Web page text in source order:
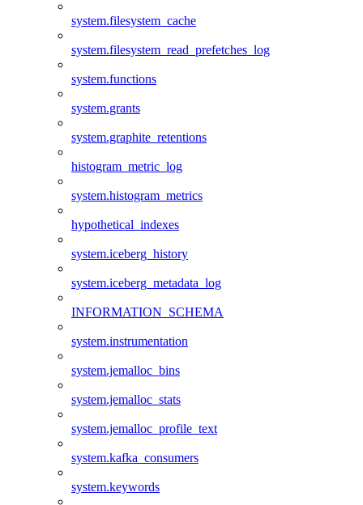
system.filesystem_cache
system.filesystem_read_prefetches_log
system.functions
system.grants
system.graphite_retentions
histogram_metric_log
system.histogram_metrics
hypothetical_indexes
system.iceberg_history
system.iceberg_metadata_log
INFORMATION_SCHEMA
system.instrumentation
system.jemalloc_bins
system.jemalloc_stats
system.jemalloc_profile_text
system.kafka_consumers
system.keywords